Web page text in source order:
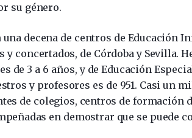
su género.
decena de centros de Educación
concertados, de Córdoba y Sevilla.
de 3 a 6 años, y de Educación
y profesores es de 951. Casi un
de colegios, centros de formación
en demostrar que se puede